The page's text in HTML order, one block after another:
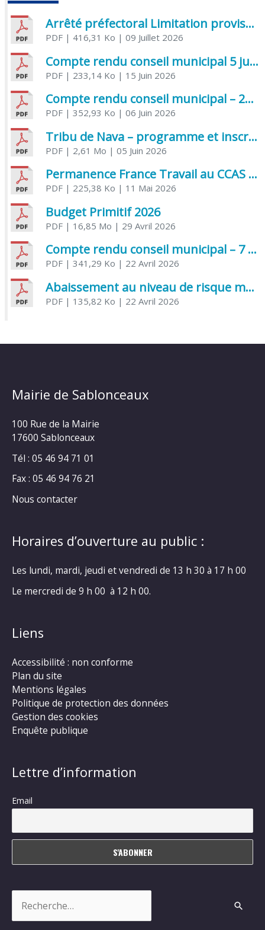
Arrêté préfectoral Limitation provisoire des usages de l’eau
PDF| 416,31 Ko | 09 Juillet 2026
Compte rendu conseil municipal 5 juin 2026 sénatoriale
PDF| 233,14 Ko | 15 Juin 2026
Compte rendu conseil municipal – 21 avril 2026
PDF| 352,93 Ko | 06 Juin 2026
Tribu de Nava – programme et inscriptions été 2026
PDF| 2,61 Mo | 05 Juin 2026
Permanence France Travail au CCAS de Saujon Juin 2026
PDF| 225,38 Ko | 11 Mai 2026
Budget Primitif 2026
PDF| 16,85 Mo | 29 Avril 2026
Compte rendu conseil municipal – 7 avril 2026
PDF| 341,29 Ko | 22 Avril 2026
Abaissement au niveau de risque modéré de l’Influenza aviaire
PDF| 135,82 Ko | 22 Avril 2026
Mairie de Sablonceaux
100 Rue de la Mairie
17600 Sablonceaux
Tél : 05 46 94 71 01
Fax : 05 46 94 76 21
Nous contacter
Horaires d’ouverture au public :
Les lundi, mardi, jeudi et vendredi de 13 h 30 à 17 h 00
Le mercredi de 9 h 00 à 12 h 00.
Liens
Accessibilité : non conforme
Plan du site
Mentions légales
Politique de protection des données
Gestion des cookies
Enquête publique
Lettre d’information
Email